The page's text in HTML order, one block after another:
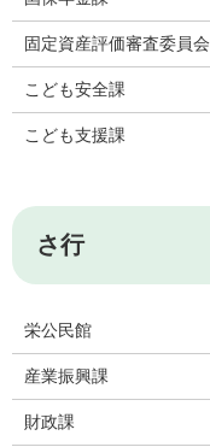
固定資産評価審査委員会
こども安全課
こども支援課
さ行
栄公民館
産業振興課
財政課